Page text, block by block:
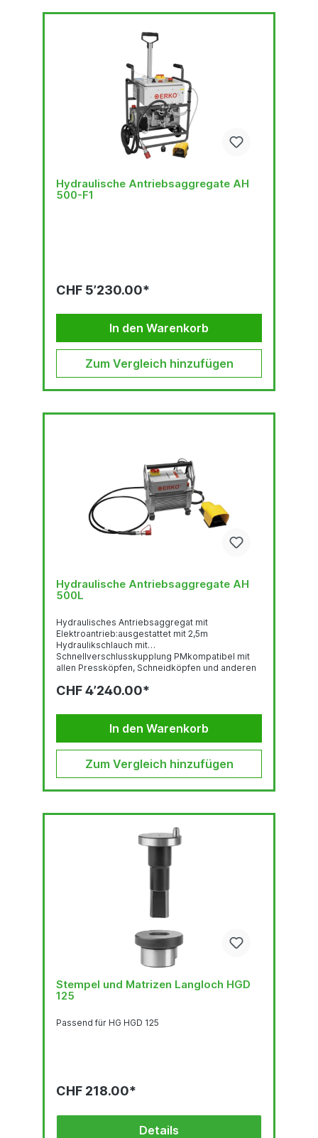
Hydraulische Antriebsaggregate AH
500-F1
CHF 5’230.00*
In den Warenkorb
Zum Vergleich hinzufügen
Hydraulische Antriebsaggregate AH
500L
Hydraulisches Antriebsaggregat mit
Elektroantrieb:ausgestattet mit 2,5m
Hydraulikschlauch mit
Schnellverschlusskupplung PMkompatibel mit
allen Pressköpfen, Schneidköpfen und anderen
PTSpannung: 230V AC 50 HzMotorleistung: 0,75
dm3/Min.Betriebstemperatur
-25°C÷+40°CAbmessungen: 336x235x406 mm;
Gewicht: 25 kg
CHF 4’240.00*
In den Warenkorb
Zum Vergleich hinzufügen
Stempel und Matrizen Langloch HGD
125
Passend für HG HGD 125
CHF 218.00*
Details